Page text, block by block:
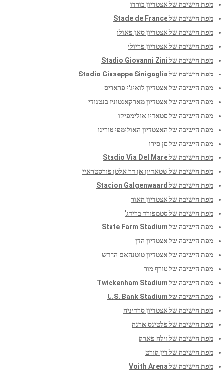
מפת הישיבה של אצטדיון בורדו
מפת הישיבה של Stade de France
מפת הישיבה של אצטדיון סאן פאולו
מפת הישיבה של אצטדיון פריולי
מפת הישיבה של Stadio Giovanni Zini
מפת הישיבה של Stadio Giuseppe Sinigaglia
מפת הישיבה של אצטדיון לואיג'י פראריס
מפת הישיבה של אצטדיון מארקאנטוניו בנטגודי
מפת הישיבה של סטאדיו אולימפיקו
מפת הישיבה של האצטדיון האולימפי טורינו
מפת הישיבה של סן סירו
מפת הישיבה של Stadio Via Del Mare
מפת הישיבה של שטאדיון אן דר אלטן פורסטראיי
מפת הישיבה של Stadion Galgenwaard
מפת הישיבה של אצטדיון האור
מפת הישיבה של סטמפורד ברידג'
מפת הישיבה של State Farm Stadium
מפת הישיבה של אצטדיון הדן
מפת הישיבה של אצטדיון טוטנהאם החדש
מפת הישיבה של טורף מור
מפת הישיבה של Twickenham Stadium
מפת הישיבה של U.S. Bank Stadium
מפת הישיבה של אצטדיון סרדיניה
מפת הישיבה של פלטינס ארנה
מפת הישיבה של וילה פארק
מפת הישיבה של דין קורט
מפת הישיבה של Voith Arena